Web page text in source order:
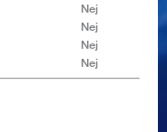
Nej
Nej
Nej
Nej